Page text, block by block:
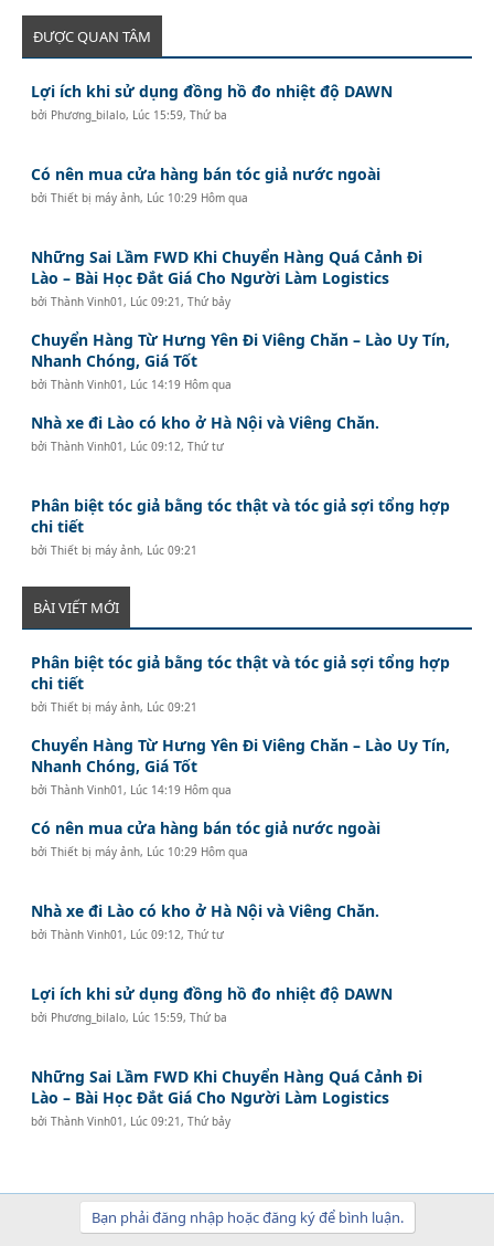
ĐƯỢC QUAN TÂM
Lợi ích khi sử dụng đồng hồ đo nhiệt độ DAWN
bởi Phương_bilalo, Lúc 15:59, Thứ ba
Có nên mua cửa hàng bán tóc giả nước ngoài
bởiThiết bị máy ảnh, Lúc 10:29 Hôm qua
Những Sai Lầm FWD Khi Chuyển Hàng Quá Cảnh Đi
Lào – Bài Học Đắt Giá Cho Người Làm Logistics
bởiThành Vinh01 , Lúc 09:21, Thứ bảy
Chuyển Hàng Từ Hưng Yên Đi Viêng Chăn – Lào Uy Tín,
Nhanh Chóng, Giá Tốt
bởiThành Vinh01 , Lúc 14:19 Hôm qua
Nhà xe đi Lào có kho ở Hà Nội và Viêng Chăn.
bởiThành Vinh01 , Lúc 09:12, Thứ tư
Phân biệt tóc giả bằng tóc thật và tóc giả sợi tổng hợp
chi tiết
bởiThiết bị máy ảnh, Lúc 09:21
BÀI VIẾT MỚI
Phân biệt tóc giả bằng tóc thật và tóc giả sợi tổng hợp
chi tiết
bởiThiết bị máy ảnh, Lúc 09:21
Chuyển Hàng Từ Hưng Yên Đi Viêng Chăn – Lào Uy Tín,
Nhanh Chóng, Giá Tốt
bởiThành Vinh01 , Lúc 14:19 Hôm qua
Có nên mua cửa hàng bán tóc giả nước ngoài
bởiThiết bị máy ảnh, Lúc 10:29 Hôm qua
Nhà xe đi Lào có kho ở Hà Nội và Viêng Chăn.
bởiThành Vinh01 , Lúc 09:12, Thứ tư
Lợi ích khi sử dụng đồng hồ đo nhiệt độ DAWN
bởi Phương_bilalo, Lúc 15:59, Thứ ba
Những Sai Lầm FWD Khi Chuyển Hàng Quá Cảnh Đi
Lào – Bài Học Đắt Giá Cho Người Làm Logistics
bởiThành Vinh01 , Lúc 09:21, Thứ bảy
Bạn phải đăng nhập hoặc đăng ký để bình luận.